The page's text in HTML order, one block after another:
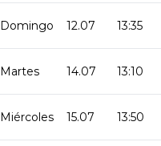
Domingo 12.07 13:35
Martes 14.07 13:10
Miércoles 15.07 13:50